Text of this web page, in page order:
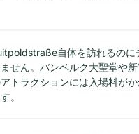
自体を訪れるのに
ません。バンベルク大聖堂や
トラクションには入場料が
。